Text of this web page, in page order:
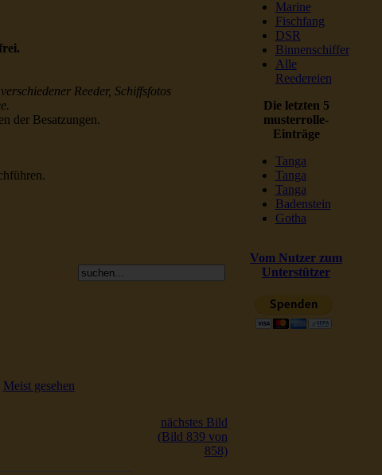
Reeder, Schiffsfotos
der Besatzungen.
Meist gesehen
nächstes Bild
(Bild 839 von
858)
Marine
Fischfang
DSR
Binnenschiffer
Alle
Reedereien
Die letzten 5
musterrolle-
Einträge
Tanga
Tanga
Tanga
Badenstein
Gotha
Vom Nutzer zum
Unterstützer